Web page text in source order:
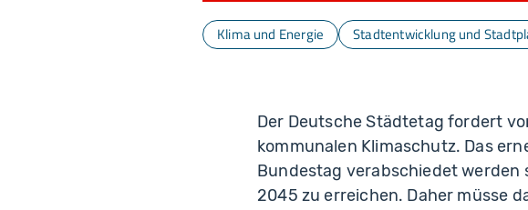
Klima und Energie Stadtentwicklung und
Der Deutsche Städtetag fordert
kommunalen Klimaschutz. Das
Bundestag verabschiedet werden
2045 zu erreichen. Daher müsse